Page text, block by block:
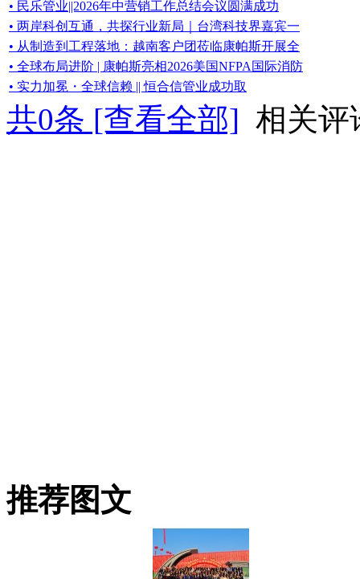
• 民乐管业||2026年中营销工作总结会议圆满成功
• 两岸科创互通，共探行业新局｜台湾科技界嘉宾一
• 从制造到工程落地：越南客户团莅临康帕斯开展全
• 全球布局进阶 | 康帕斯亮相2026美国NFPA国际消防
• 实力加冕・全球信赖 || 恒合信管业成功取
共0条 [查看全部] 相关评
推荐图文